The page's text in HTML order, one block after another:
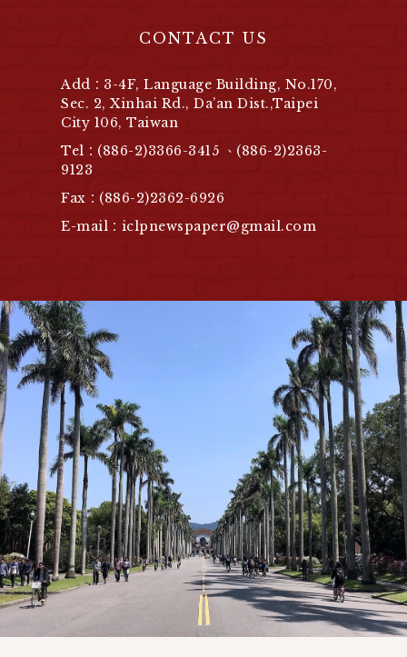
CONTACT US
Add：3-4F, Language Building, No.170,
Sec. 2, Xinhai Rd., Da’an Dist.,Taipei
City 106, Taiwan
Tel：(886-2)3366-3415 、(886-2)2363-
9123
Fax：(886-2)2362-6926
E-mail：iclpnewspaper@gmail.com